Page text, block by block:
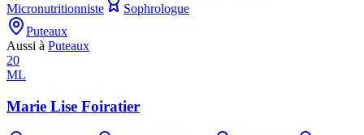
Micronutritionniste
Sophrologue
Puteaux
Aussi à Puteaux
20
ML
Marie Lise Foiratier